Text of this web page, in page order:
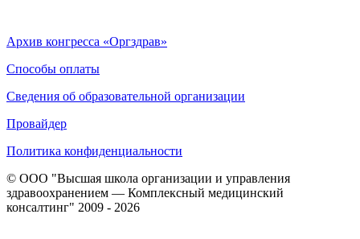
Архив конгресса «Оргздрав»
Способы оплаты
Сведения об образовательной организации
Провайдер
Политика конфиденциальности
© ООО "Высшая школа организации и управления
здравоохранением — Комплексный медицинский
консалтинг" 2009 - 2026